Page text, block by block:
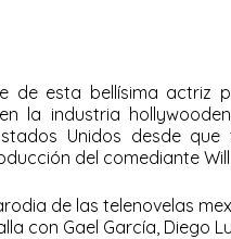
de esta bellísima actriz
la industria
Unidos desde
del comediante Will
de las telenovelas
con Gael García, Diego